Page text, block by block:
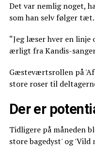
Det var nemlig noget,
som han selv følger tæt.
“Jeg læser hver en linje
ærligt fra Kandis-
Gæsteværtsrollen på
store roser til
Der er
Tidligere på måneden
store bagedyst' og